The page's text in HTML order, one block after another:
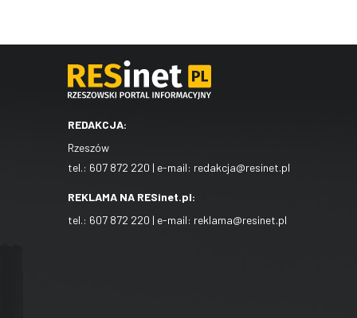
REDAKCJA:
Rzeszów
tel.: 607 872 220 | e-mail: redakcja@resinet.pl
REKLAMA NA RESinet.pl:
tel.: 607 872 220 | e-mail: reklama@resinet.pl